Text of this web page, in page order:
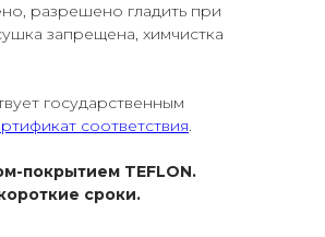
разрешено гладить при
запрещена, химчистка
государственным
соответствия.
покрытием TEFLON.
сроки.